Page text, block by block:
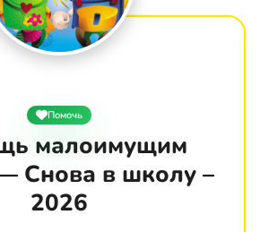
Помочь
малоимущим
Снова в школу –
2026